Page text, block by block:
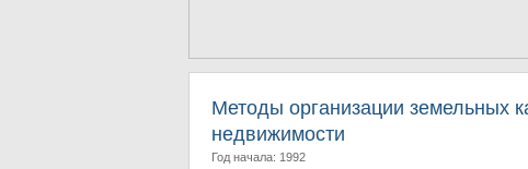
Методы организации земельных
недвижимости
Год начала: 1992